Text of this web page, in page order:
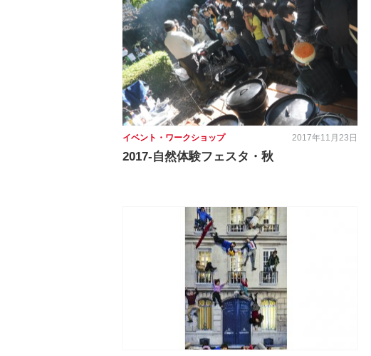
イベント・ワークショップ 2017年11月23日
2017-自然体験フェスタ・秋